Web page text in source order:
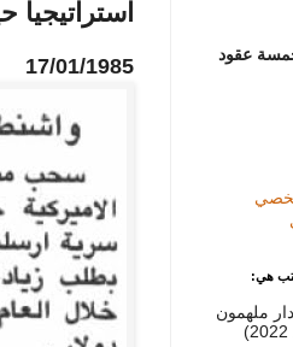
استراتيجيا
17/01/1985
عقود
هي:
ملهمون